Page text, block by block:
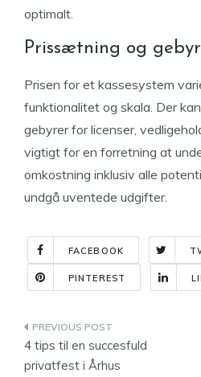
optimalt.
Prissætning og
Prisen for et kassesystem
funktionalitet og skala. Der
gebyrer for licenser,
vigtigt for en forretning at
omkostning inklusiv alle
undgå uventede udgifter.
FACEBOOK
PINTEREST
Indlægsnavigation
4 tips til en succesfuld
privatfest i Århus